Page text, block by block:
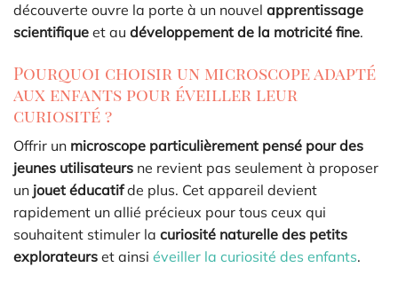
découverte ouvre la porte à un nouvel apprentissage
scientifique et au développement de la motricité fine.
Pourquoi choisir un microscope adapté
aux enfants pour éveiller leur
curiosité ?
Offrir un microscope particulièrement pensé pour des
jeunes utilisateurs ne revient pas seulement à proposer
un jouet éducatifde plus. Cet appareil devient
rapidement un allié précieux pour tous ceux qui
souhaitent stimuler la curiosité naturelle des petits
explorateurs et ainsi éveiller la curiosité des enfants.